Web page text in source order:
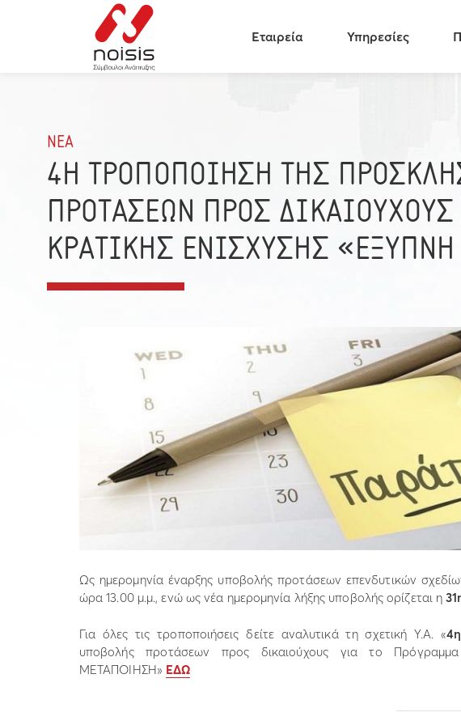
Εταιρεία Υπηρεσίες
ΝΕΑ
4Η ΤΡΟΠΟΠΟΙΗΣΗ ΤΗΣ
ΠΡΟΤΑΣΕΩΝ ΠΡΟΣ
ΚΡΑΤΙΚΗΣ ΕΝΙΣΧΥΣΗΣ
Ως ημερομηνία έναρξης υποβολής προτάσεων επενδυτικών
ώρα 13.00 μ.μ., ενώ ως νέα ημερομηνία λήξης υποβολής ορίζεται η
Για όλες τις τροποποιήσεις δείτε αναλυτικά τη σχετική Υ.Α. «
υποβολής προτάσεων προς δικαιούχους για το
ΜΕΤΑΠΟΙΗΣΗ» ΕΔΩ